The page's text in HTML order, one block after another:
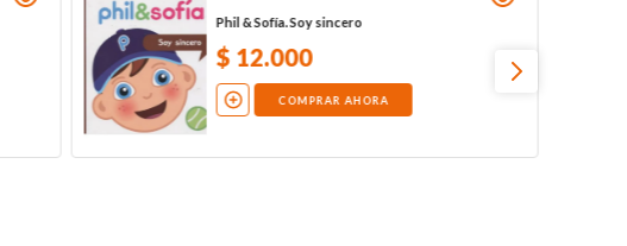
Phil & Sofía. Soy sincero
$ 12.000
COMPRAR AHORA